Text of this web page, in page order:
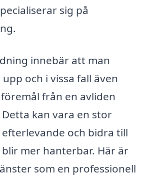
sig på
innebär att man
och i vissa fall även
från en avliden
kan vara en stor
och bidra till
mer hanterbar. Här är
som en professionell